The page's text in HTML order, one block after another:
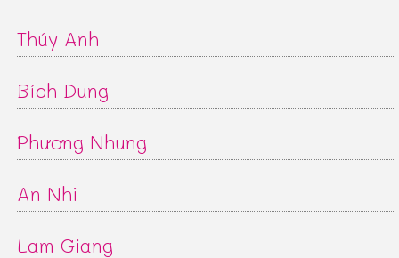
Thúy Anh
Bích Dung
Phương Nhung
An Nhi
Lam Giang